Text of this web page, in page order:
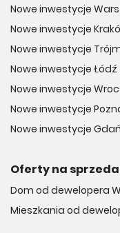
Nowe inwestycje
Nowe inwestycje
Nowe inwestycje
Nowe inwestycje Łódź
Nowe inwestycje
Nowe inwestycje
Nowe inwestycje
Oferty na
Dom od dewelopera
Mieszkania od